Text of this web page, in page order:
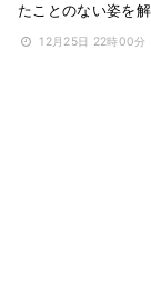
たことのない姿を
12月25日 22時00分